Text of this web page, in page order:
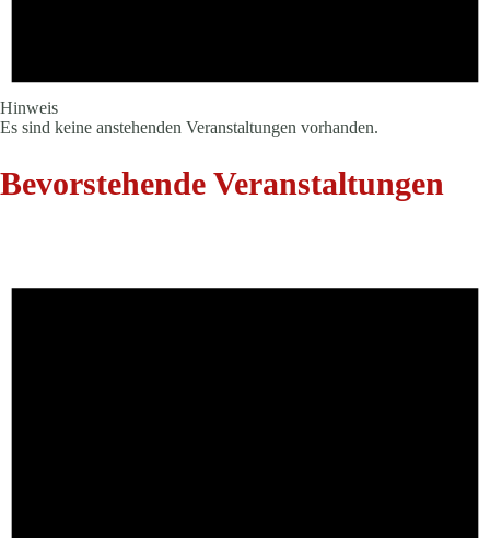
Hinweis
Es sind keine anstehenden Veranstaltungen vorhanden.
Bevorstehende Veranstaltungen